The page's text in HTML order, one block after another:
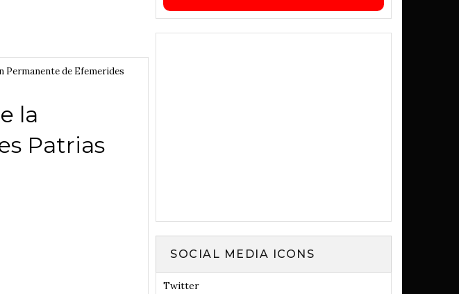
Permanente de Efemerides
la
Patrias
SOCIAL MEDIA ICONS
Twitter